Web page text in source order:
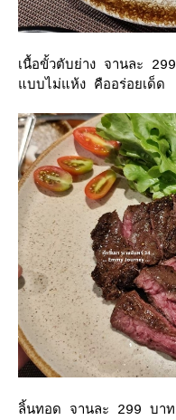
เนื้อขั้วตับย่าง จานละ
บบไม่แห้ง คืออร่อยเด็ด
ลิ้นทอด จานละ 299 บา